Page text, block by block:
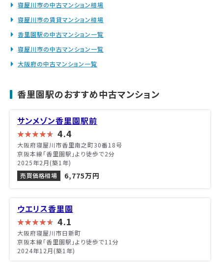
寝屋川市の中古マンション相場
寝屋川市の賃貸マンション相場
香里園駅の中古マンション一覧
寝屋川市の中古マンション一覧
大阪府の中古マンション一覧
香里園駅のおすすめ中古マンション
サンメゾン香里園駅前
4.4
大阪府寝屋川市香里南之町30番18号
京阪本線「香里園駅」より徒歩で2分
2025年2月(築1年)
売買価格相場
6,775万円
ウエリス香里園
4.1
大阪府寝屋川市日新町
京阪本線「香里園駅」より徒歩で11分
2024年12月(築1年)